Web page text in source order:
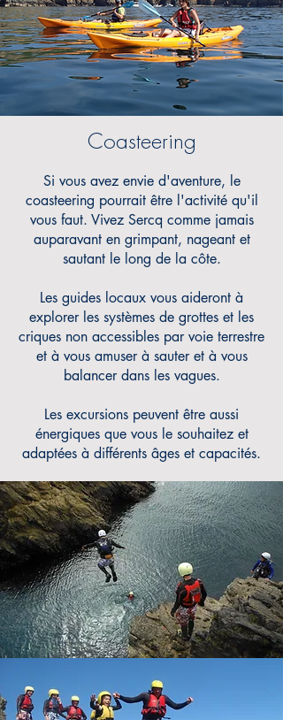
Coasteering
Si vous avez envie d'aventure, le
coasteering pourrait être l'activité qu'il
vous faut. Vivez Sercq comme jamais
auparavant en grimpant, nageant et
sautant le long de la côte.
Les guides locaux vous aideront à
explorer les systèmes de grottes et les
criques non accessibles par voie terrestre
et à vous amuser à sauter et à vous
balancer dans les vagues.
Les excursions peuvent être aussi
énergiques que vous le souhaitez et
adaptées à différents âges et capacités.